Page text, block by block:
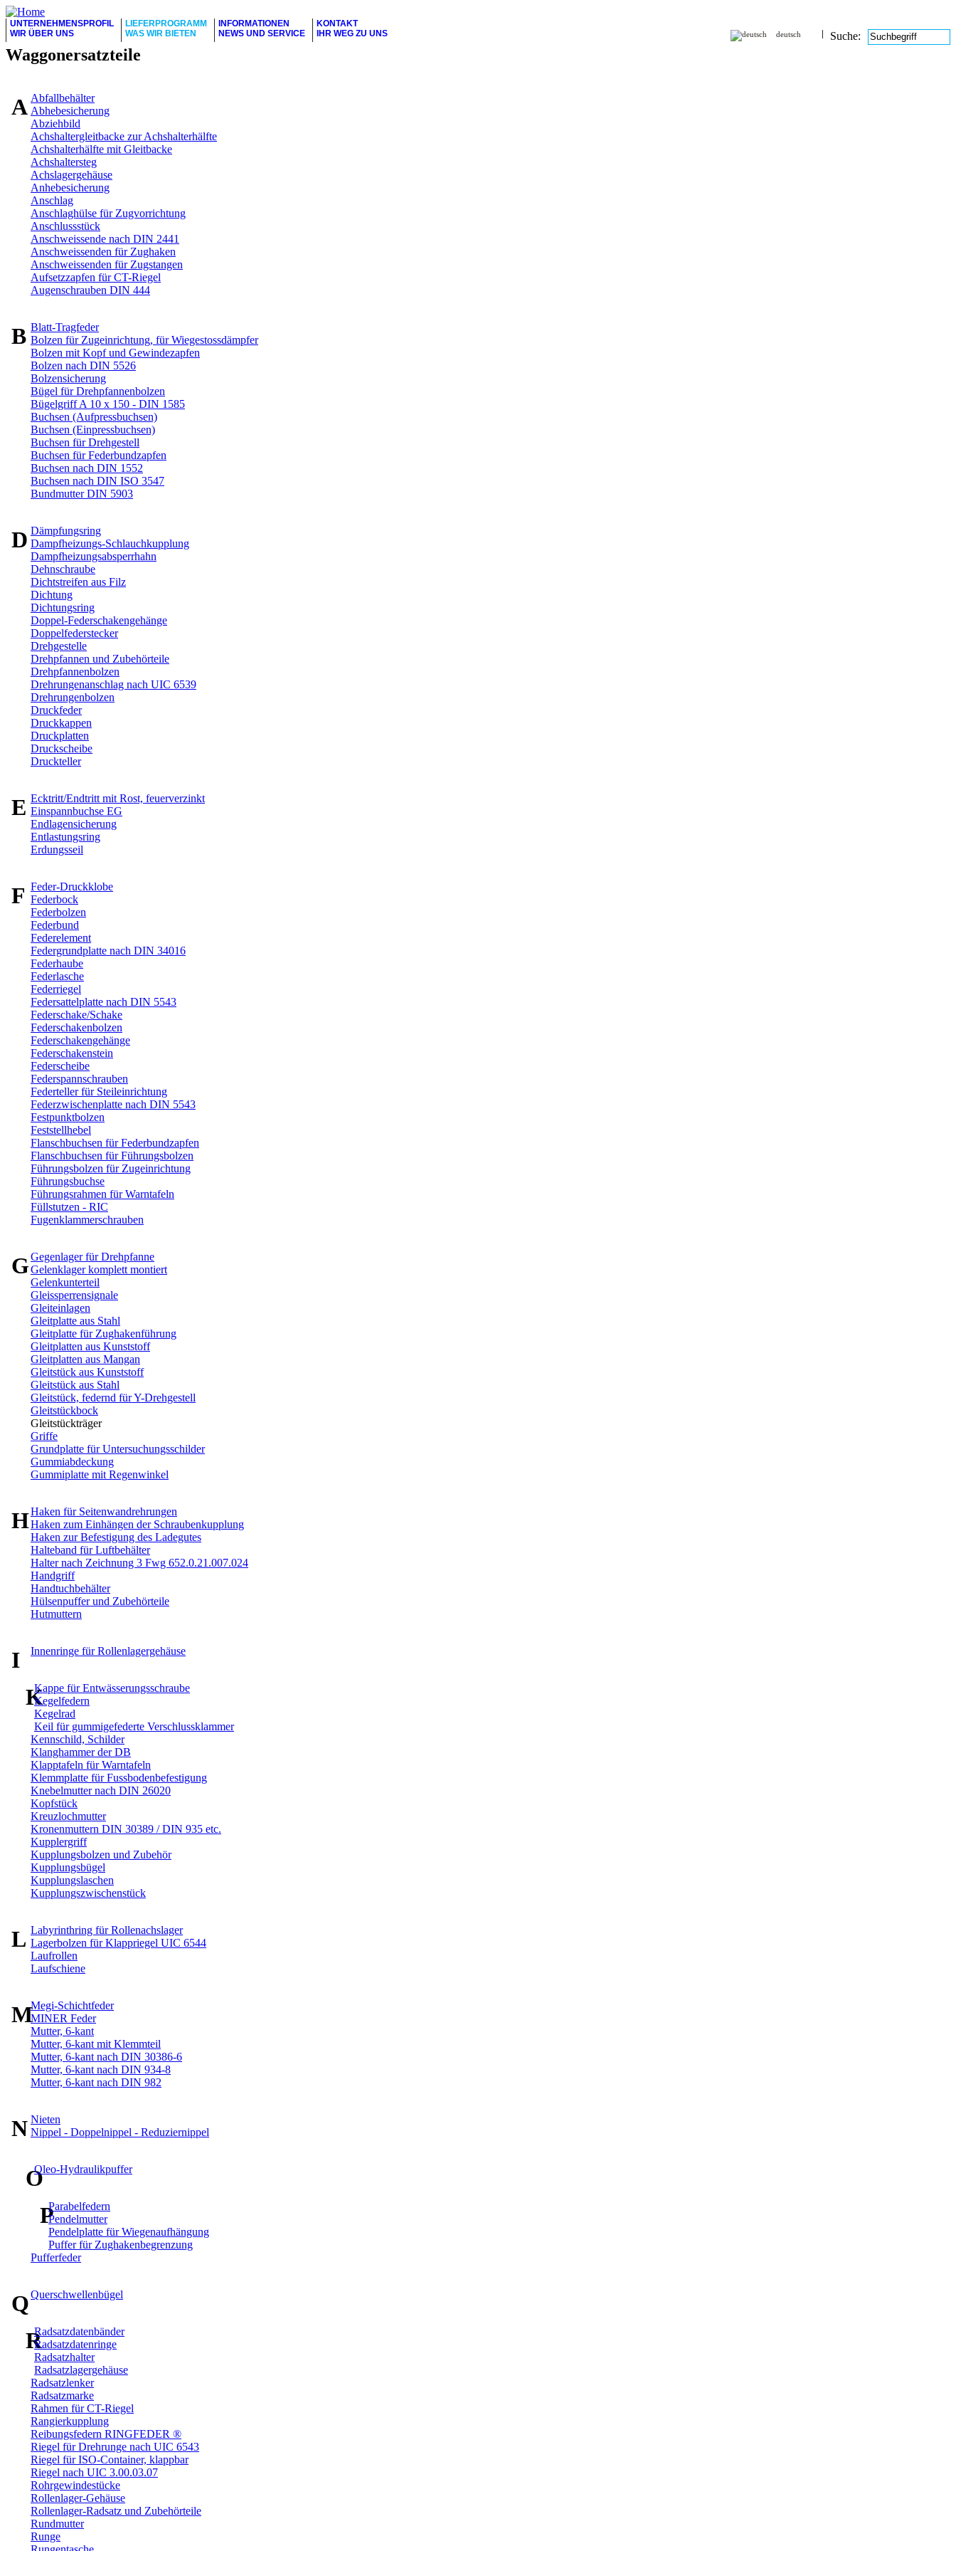
deutsch Suche:
UNTERNEHMENSPROFIL
WIR ÜBER UNS
LIEFERPROGRAMM
WAS WIR BIETEN
INFORMATIONEN
NEWS UND SERVICE
KONTAKT
IHR WEG ZU UNS
Waggonersatzteile
AAbfallbehälter
Abhebesicherung
Abziehbild
Achshaltergleitbacke zur Achshalterhälfte
Achshalterhälfte mit Gleitbacke
Achshaltersteg
Achslagergehäuse
Anhebesicherung
Anschlag
Anschlaghülse für Zugvorrichtung
Anschlussstück
Anschweissende nach DIN 2441
Anschweissenden für Zughaken
Anschweissenden für Zugstangen
Aufsetzzapfen für CT-Riegel
Augenschrauben DIN 444
BBlatt-Tragfeder
Bolzen für Zugeinrichtung, für Wiegestossdämpfer
Bolzen mit Kopf und Gewindezapfen
Bolzen nach DIN 5526
Bolzensicherung
Bügel für Drehpfannenbolzen
Bügelgriff A 10 x 150 - DIN 1585
Buchsen (Aufpressbuchsen)
Buchsen (Einpressbuchsen)
Buchsen für Drehgestell
Buchsen für Federbundzapfen
Buchsen nach DIN 1552
Buchsen nach DIN ISO 3547
Bundmutter DIN 5903
DDämpfungsring
Dampfheizungs-Schlauchkupplung
Dampfheizungsabsperrhahn
Dehnschraube
Dichtstreifen aus Filz
Dichtung
Dichtungsring
Doppel-Federschakengehänge
Doppelfederstecker
Drehgestelle
Drehpfannen und Zubehörteile
Drehpfannenbolzen
Drehrungenanschlag nach UIC 6539
Drehrungenbolzen
Druckfeder
Druckkappen
Druckplatten
Druckscheibe
Druckteller
EEcktritt/Endtritt mit Rost, feuerverzinkt
Einspannbuchse EG
Endlagensicherung
Entlastungsring
Erdungsseil
FFeder-Druckklobe
Federbock
Federbolzen
Federbund
Federelement
Federgrundplatte nach DIN 34016
Federhaube
Federlasche
Federriegel
Federsattelplatte nach DIN 5543
Federschake/Schake
Federschakenbolzen
Federschakengehänge
Federschakenstein
Federscheibe
Federspannschrauben
Federteller für Steileinrichtung
Federzwischenplatte nach DIN 5543
Festpunktbolzen
Feststellhebel
Flanschbuchsen für Federbundzapfen
Flanschbuchsen für Führungsbolzen
Führungsbolzen für Zugeinrichtung
Führungsbuchse
Führungsrahmen für Warntafeln
Füllstutzen - RIC
Fugenklammerschrauben
GGegenlager für Drehpfanne
Gelenklager komplett montiert
Gelenkunterteil
Gleissperrensignale
Gleiteinlagen
Gleitplatte aus Stahl
Gleitplatte für Zughakenführung
Gleitplatten aus Kunststoff
Gleitplatten aus Mangan
Gleitstück aus Kunststoff
Gleitstück aus Stahl
Gleitstück, federnd für Y-Drehgestell
Gleitstückbock
Gleitstückträger
Griffe
Grundplatte für Untersuchungsschilder
Gummiabdeckung
Gummiplatte mit Regenwinkel
HHaken für Seitenwandrehrungen
Haken zum Einhängen der Schraubenkupplung
Haken zur Befestigung des Ladegutes
Halteband für Luftbehälter
Halter nach Zeichnung 3 Fwg 652.0.21.007.024
Handgriff
Handtuchbehälter
Hülsenpuffer und Zubehörteile
Hutmuttern
I Innenringe für Rollenlagergehäuse
K
Kappe für Entwässerungsschraube
Kegelfedern
Kegelrad
Keil für gummigefederte Verschlussklammer
Kennschild, Schilder
Klanghammer der DB
Klapptafeln für Warntafeln
Klemmplatte für Fussbodenbefestigung
Knebelmutter nach DIN 26020
Kopfstück
Kreuzlochmutter
Kronenmuttern DIN 30389 / DIN 935 etc.
Kupplergriff
Kupplungsbolzen und Zubehör
Kupplungsbügel
Kupplungslaschen
Kupplungszwischenstück
LLabyrinthring für Rollenachslager
Lagerbolzen für Klappriegel UIC 6544
Laufrollen
Laufschiene
MMegi-Schichtfeder
MINER Feder
Mutter, 6-kant
Mutter, 6-kant mit Klemmteil
Mutter, 6-kant nach DIN 30386-6
Mutter, 6-kant nach DIN 934-8
Mutter, 6-kant nach DIN 982
NNieten
Nippel - Doppelnippel - Reduziernippel
O
Oleo-Hydraulikpuffer
PParabelfedern
Pendelmutter
Pendelplatte für Wiegenaufhängung
Puffer für Zughakenbegrenzung
Pufferfeder
QQuerschwellenbügel
R
Radsatzdatenbänder
Radsatzdatenringe
Radsatzhalter
Radsatzlagergehäuse
Radsatzlenker
Radsatzmarke
Rahmen für CT-Riegel
Rangierkupplung
Reibungsfedern RINGFEDER ®
Riegel für Drehrunge nach UIC 6543
Riegel für ISO-Container, klappbar
Riegel nach UIC 3.00.03.07
Rohrgewindestücke
Rollenlager-Gehäuse
Rollenlager-Radsatz und Zubehörteile
Rundmutter
Runge